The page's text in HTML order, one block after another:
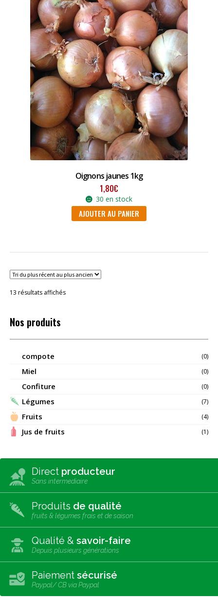
Oignons jaunes 1kg
1,80€
30 en stock
AJOUTER AU PANIER
13 résultats affichésTrié
ancien
Nos produits
compote (0)
Miel (0)
Confiture (0)
Légumes (7)
Fruits (4)
Jus de fruits (1)
Direct producteur
Sans intermediaire
Produits de qualité
fruits & légumes frais et de saison
Qualité & savoir-faire
Depuis plusieurs générations
Paiement sécurisé
Paypal/ CB via Paypal